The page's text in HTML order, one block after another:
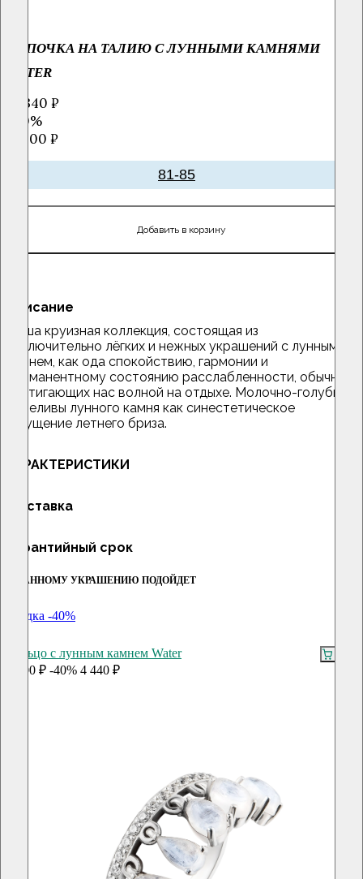
ЦЕПОЧКА НА ТАЛИЮ С ЛУННЫМИ КАМНЯМИ
WATER
14 340 ₽
-40%
23900 ₽
81-85
Добавить в корзину
Описание
Наша круизная коллекция, состоящая из
исключительно лёгких и нежных украшений с лунным
камнем, как ода спокойствию, гармонии и
перманентному состоянию расслабленности, обычно
настигающих нас волной на отдыхе. Молочно-голубые
переливы лунного камня как синестетическое
ощущение летнего бриза.
ХАРАКТЕРИСТИКИ
Доставка
Гарантийный срок
К ДАННОМУ УКРАШЕНИЮ ПОДОЙДЕТ
скидка -40%
Кольцо с лунным камнем Water
7 400 ₽ -40% 4 440 ₽